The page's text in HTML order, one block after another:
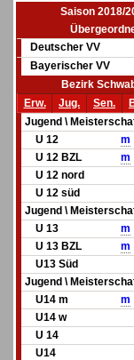
Saison 2018/
Deutscher VV
Bayerischer VV
Bezirk
Erw.
Jug. Sen.
Jugend \
U 12
m
U 12 BZL
m
U 12 nord
U 12 süd
Jugend \
U 13
m
U 13 BZL
m
U13 Süd
Jugend \
U14 m
m
U14 w
U 14
U14